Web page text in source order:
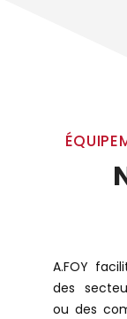
A.FOY
des
ou des